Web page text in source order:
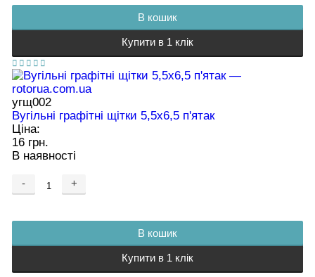
В кошик
Купити в 1 клік
угщ002
Вугільні графітні щітки 5,5х6,5 п'ятак
Ціна:
16 грн.
В наявності
- +
В кошик
Купити в 1 клік